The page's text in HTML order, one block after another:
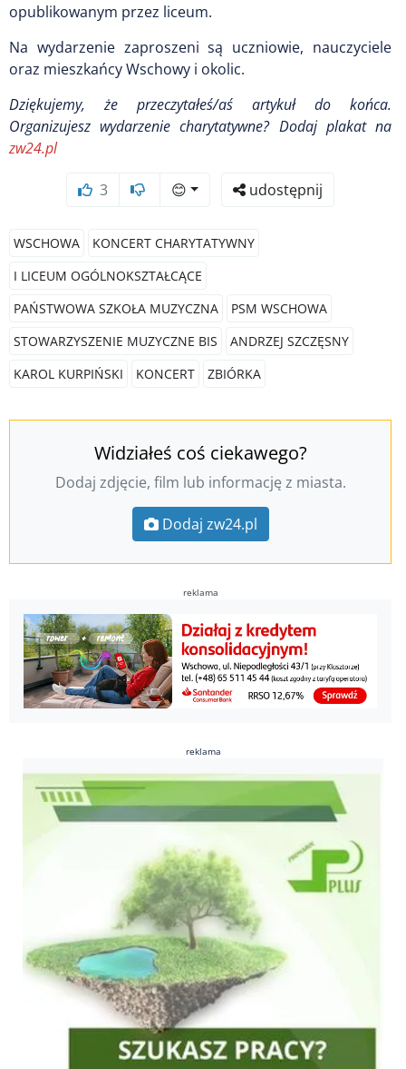
opublikowanym przez liceum.
Na wydarzenie zaproszeni są uczniowie, nauczyciele
oraz mieszkańcy Wschowy i okolic.
Dziękujemy, że przeczytałeś/aś artykuł do końca.
Organizujesz wydarzenie charytatywne? Dodaj plakat na
zw24.pl
3 😊 udostępnij
WSCHOWA
KONCERT CHARYTATYWNY
I LICEUM OGÓLNOKSZTAŁCĄCE
PAŃSTWOWA SZKOŁA MUZYCZNA
PSM WSCHOWA
STOWARZYSZENIE MUZYCZNE BIS
ANDRZEJ SZCZĘSNY
KAROL KURPIŃSKI
KONCERT ZBIÓRKA
Widziałeś coś ciekawego?
Dodaj zdjęcie, film lub informację z miasta.
Dodaj zw24.pl
reklama
reklama